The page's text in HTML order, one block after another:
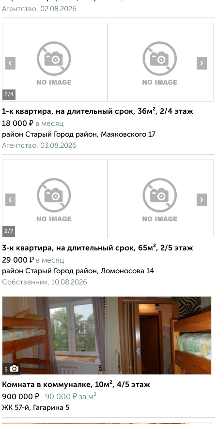
Агентство, 02.08.2026
2/4
‹ ›
1-к квартира, на длительный срок, 36м², 2/4 этаж
18 000 ₽ в месяц
район Старый Город район, Маяковского 17
Агентство, 03.08.2026
2/7
‹ ›
3-к квартира, на длительный срок, 65м², 2/5 этаж
29 000 ₽ в месяц
район Старый Город район, Ломоносова 14
Собственник, 10.08.2026
5
Комната в коммуналке, 10м², 4/5 этаж
900 000 ₽ 90 000 ₽ за м²
ЖК 57-й, Гагарина 5